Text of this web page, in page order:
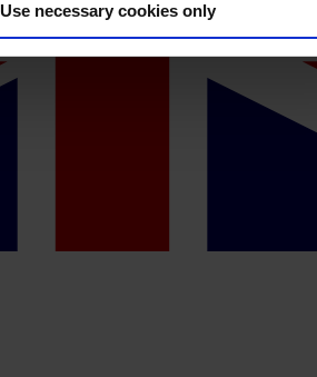
Use necessary cookies only